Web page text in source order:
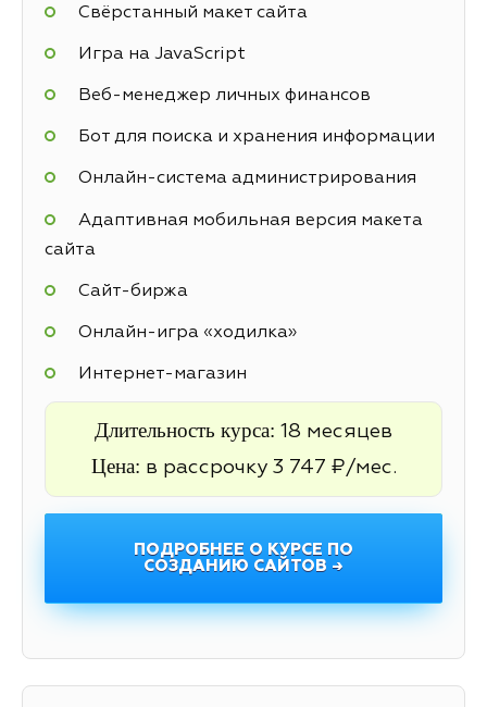
Свёрстанный макет сайта
Игра на JavaScript
Веб-менеджер личных финансов
Бот для поиска и хранения информации
Онлайн-система администрирования
Адаптивная мобильная версия макета
сайта
Cайт-биржа
Онлайн-игра «ходилка»
Интернет-магазин
Длительность курса: 18 месяцев
Цена: в рассрочку 3 747 ₽/мес.
ПОДРОБНЕЕ О КУРСЕ ПО
СОЗДАНИЮ САЙТОВ →